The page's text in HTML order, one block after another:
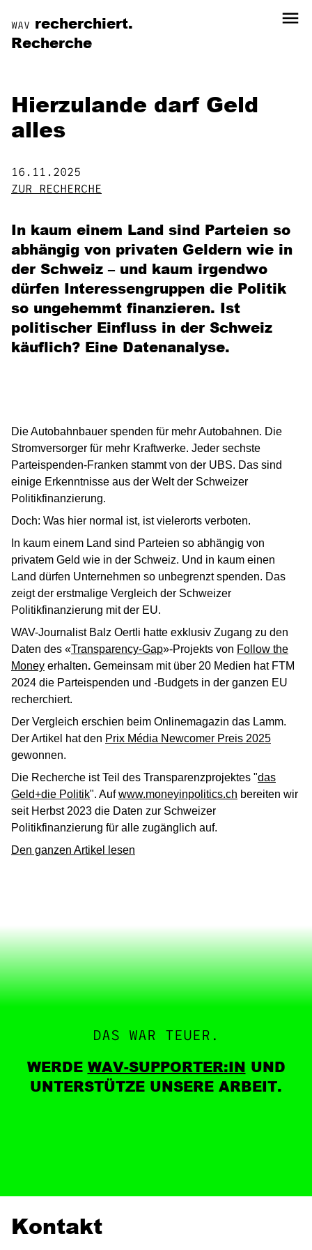
WAV recherchiert. menu
Recherche
Hierzulande darf Geld
alles
16.11.2025
ZUR RECHERCHE
In kaum einem Land sind Parteien so
abhängig von privaten Geldern wie in
der Schweiz – und kaum irgendwo
dürfen Interessengruppen die Politik
so ungehemmt finanzieren. Ist
politischer Einfluss in der Schweiz
käuflich? Eine Datenanalyse.
Die Autobahnbauer spenden für mehr Autobahnen. Die
Stromversorger für mehr Kraftwerke. Jeder sechste
Parteispenden-Franken stammt von der UBS. Das sind
einige Erkenntnisse aus der Welt der Schweizer
Politikfinanzierung.
Doch: Was hier normal ist, ist vielerorts verboten.
In kaum einem Land sind Parteien so abhängig von
privatem Geld wie in der Schweiz. Und in kaum einen
Land dürfen Unternehmen so unbegrenzt spenden. Das
zeigt der erstmalige Vergleich der Schweizer
Politikfinanzierung mit der EU.
WAV-Journalist Balz Oertli hatte exklusiv Zugang zu den
Daten des «Transparency-Gap»-Projekts von Follow the
Money erhalten. Gemeinsam mit über 20 Medien hat FTM
2024 die Parteispenden und -Budgets in der ganzen EU
recherchiert.
Der Vergleich erschien beim Onlinemagazin das Lamm.
Der Artikel hat den Prix Média Newcomer Preis 2025
gewonnen.
Die Recherche ist Teil des Transparenzprojektes "das
Geld+die Politik". Aufwww.moneyinpolitics.ch bereiten wir
seit Herbst 2023 die Daten zur Schweizer
Politikfinanzierung für alle zugänglich auf.
Den ganzen Artikel lesen
DAS WAR TEUER.
WERDE WAV-SUPPORTER:IN UND
UNTERSTÜTZE UNSERE ARBEIT.
Kontakt